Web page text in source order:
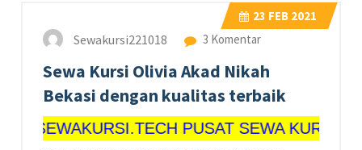
23 FEB 2021
Sewakursi221018 3 Komentar
Sewa Kursi Olivia Akad Nikah
Bekasi dengan kualitas terbaik
PUSAT SEWA KURSI MURAH